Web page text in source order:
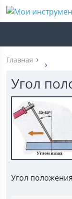
Главная
Угол
Угол